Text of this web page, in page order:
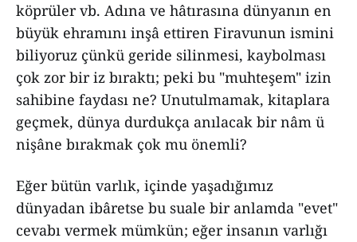
köprüler vb. Adına ve hâtırasına dünyanın en
büyük ehramını inşâ ettiren Firavunun ismini
biliyoruz çünkü geride silinmesi, kaybolması
çok zor bir iz bıraktı; peki bu "muhteşem" izin
sahibine faydası ne? Unutulmamak, kitaplara
geçmek, dünya durdukça anılacak bir nâm ü
nişâne bırakmak çok mu önemli?
Eğer bütün varlık, içinde yaşadığımız
dünyadan ibâretse bu suale bir anlamda "evet"
cevabı vermek mümkün; eğer insanın varlığı